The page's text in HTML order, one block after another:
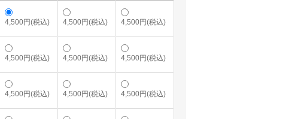
4,500円(税込) 4,500円(税込) 4,500円(税込)
4,500円(税込) 4,500円(税込) 4,500円(税込)
4,500円(税込) 4,500円(税込) 4,500円(税込)